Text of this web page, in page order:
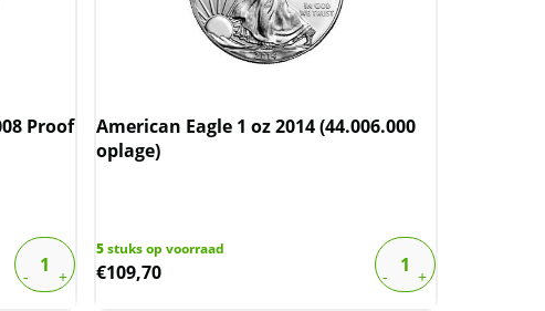
Proof
American Eagle 1 oz 2014 (44.006.000
oplage)
5stuks op voorraad
€109,70